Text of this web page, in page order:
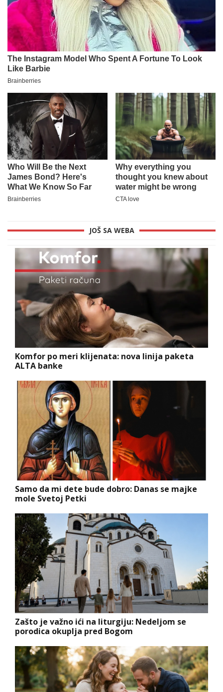
JOŠ SA WEBA
Komfor po meri klijenata: nova linija paketa
ALTA banke
Samo da mi dete bude dobro: Danas se majke
mole Svetoj Petki
Zašto je važno ići na liturgiju: Nedeljom se
porodica okuplja pred Bogom